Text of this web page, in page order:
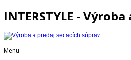
INTERSTYLE -
Menu